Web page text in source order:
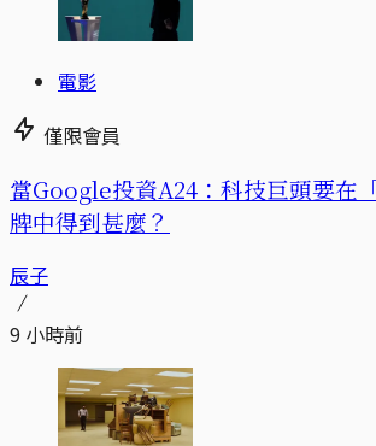
電影
僅限會員
當Google投資A24：科技巨頭要在
牌中得到甚麼？
辰子
9 小時前